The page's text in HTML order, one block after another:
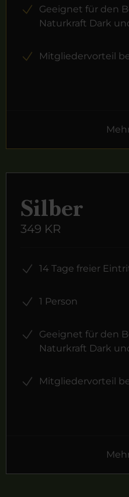
Geeignet für den
Naturkraft Dark
Mitgliedervorteil
Silber
349 KR
14 Tage freier
1 Person
Geeignet für den
Naturkraft Dark
Mitgliedervorteil